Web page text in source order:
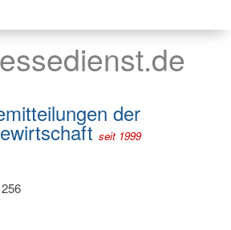
der
seit 1999